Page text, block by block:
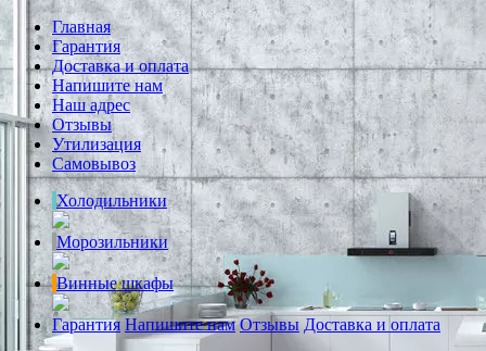
Главная
Гарантия
Доставка и оплата
Напишите нам
Наш адрес
Отзывы
Утилизация
Самовывоз
Холодильники
Морозильники
Винные шкафы
Гарантия Напишите нам Отзывы Доставка и оплата